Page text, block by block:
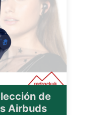
de
Airbuds